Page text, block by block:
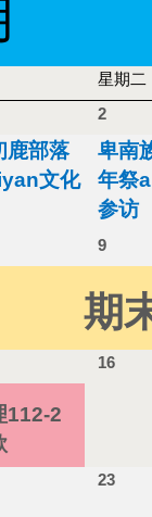
星期二
2
鹿部落
文化
卑南
年祭
参访
9
期
16
112-2
23